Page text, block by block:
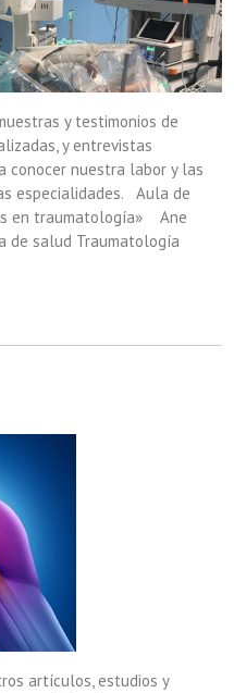
y testimonios de
y entrevistas
conocer nuestra labor y las
especialidades. Aula de
en traumatología» Ane
salud Traumatología
artículos, estudios y